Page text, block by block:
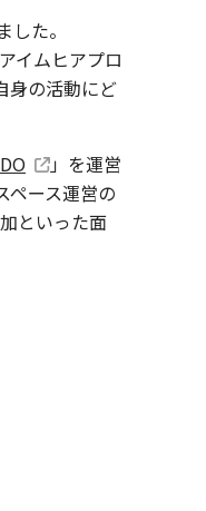
た。
イムヒアプロ
身の活動にど
」を運営
ペース運営の
といった面